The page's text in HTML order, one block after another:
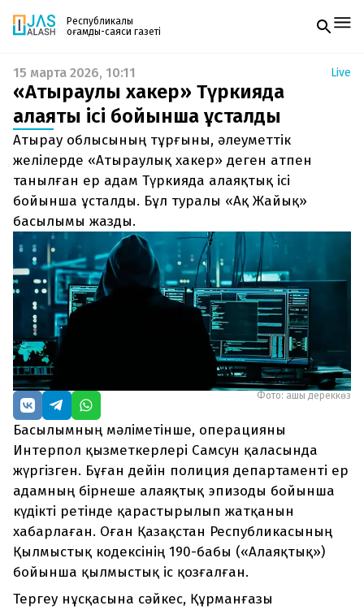
Республикалық
қоғамдық-саяси газеті
Жаңалықтар
Спорт
Live
Руханият
Аймақ
Архив
Заң және тәртіп
Редакциямен байланыс
+7 708 604 51 06
Жарнама бөлімі
+7 701 220 64 52
Пошта
zhasalash100@gmail.com
Газетке жазылу
PDF форматтағы газетті ай сайын электронды
поштаңызға алып отырыңыз. Жаңа нөмір
шыққан сәтте сізге бірден жіберіледі. Тек email
енгізіңіз, біз қалғанын өзіміз жібереміз.
15 марта 2026, 10:11 Live
«Атыраулық хакер» Түркияда
алаяқтық ісі бойынша ұсталды
Атырау облысының тұрғыны, әлеуметтік
желілерде «Атыраулық хакер» деген атпен
танылған ер адам Түркияда алаяқтық ісі
бойынша ұсталды. Бұл туралы «Ақ Жайық»
басылымы жазды.
Фото: ашық дереккөз
Басылымның мәліметінше, операцияны
Интерпол қызметкерлері Самсун қаласында
жүргізген. Бұған дейін полиция департаменті ер
адамның бірнеше алаяқтық эпизоды бойынша
күдікті ретінде қарастырылып жатқанын
хабарлаған. Оған Қазақстан Республикасының
Қылмыстық кодексінің 190-бабы («Алаяқтық»)
бойынша қылмыстық іс қозғалған.
Тергеу нұсқасына сәйкес, Құрманғазы